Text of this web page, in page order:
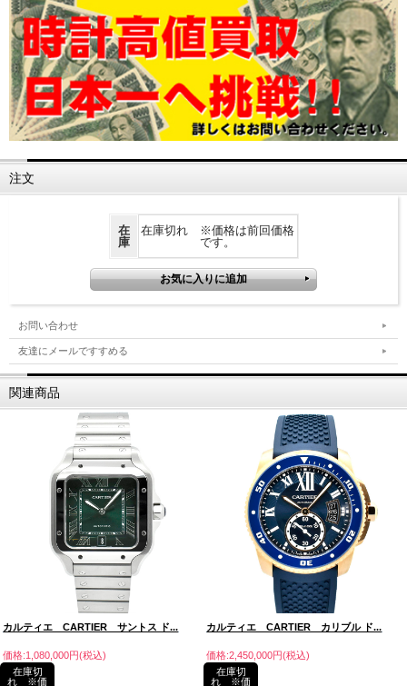
注文
在
庫
在庫切れ ※価格は前回価格
です。
お問い合わせ
友達にメールですすめる
関連商品
カルティエ CARTIER サントス ド...
価格:1,080,000円(税込)
在庫切
れ ※価
カルティエ CARTIER カリブル ド...
価格:2,450,000円(税込)
在庫切
れ ※価